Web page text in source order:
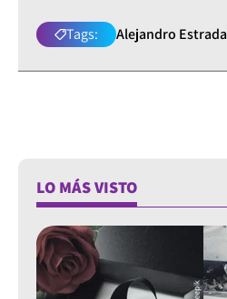
Tags: Alejandro Estrada
LO MÁS VISTO